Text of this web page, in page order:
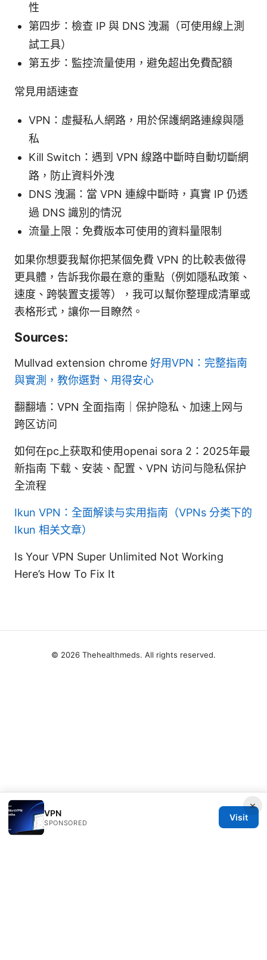
性
第四步：檢查 IP 與 DNS 洩漏（可使用線上測
試工具）
第五步：監控流量使用，避免超出免費配額
常見用語速查
VPN：虛擬私人網路，用於保護網路連線與隱
私
Kill Switch：遇到 VPN 線路中斷時自動切斷網
路，防止資料外洩
DNS 洩漏：當 VPN 連線中斷時，真實 IP 仍透
過 DNS 識別的情況
流量上限：免費版本可使用的資料量限制
如果你想要我幫你把某個免費 VPN 的比較表做得
更具體，告訴我你最在意的重點（例如隱私政策、
速度、跨裝置支援等），我可以幫你整理成清單或
表格形式，讓你一目瞭然。
Sources:
Mullvad extension chrome 好用VPN：完整指南
與實測，教你選對、用得安心
翻翻墙：VPN 全面指南｜保护隐私、加速上网与
跨区访问
如何在pc上获取和使用openai sora 2：2025年最
新指南 下载、安装、配置、VPN 访问与隐私保护
全流程
Ikun VPN：全面解读与实用指南（VPNs 分类下的
Ikun 相关文章）
Is Your VPN Super Unlimited Not Working
Here’s How To Fix It
×
VPN
SPONSORED
Visit
© 2026 Thehealthmeds. All rights reserved.